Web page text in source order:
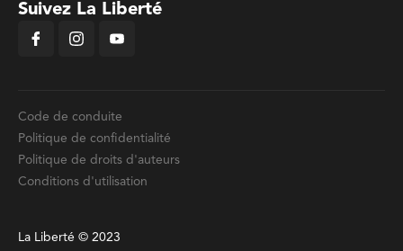
Suivez La Liberté
Code de conduite
Politique de confidentialité
Politique de droits d'auteurs
Conditions d'utilisation
La Liberté © 2023